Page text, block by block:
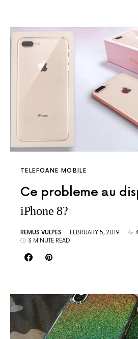
TELEFOANE MOBILE
Ce probleme au
iPhone 8?
REMUS VULPES FEBRUARY 5, 2019
3 MINUTE READ